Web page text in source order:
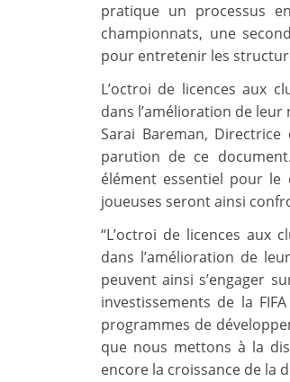
pratique un processus
championnats, une
pour entretenir les
L’octroi de licences aux
dans l’amélioration de leur
Sarai Bareman,
parution de ce
élément essentiel pour le
joueuses seront ainsi
“L’octroi de licences aux
dans l’amélioration de
peuvent ainsi s’engager
investissements de la
programmes de
que nous mettons à la
encore la croissance de la